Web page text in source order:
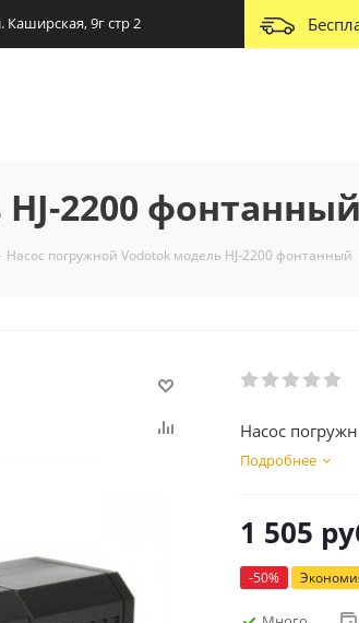
Каширская, 9г стр 2
2200 фонтанный
Насос погружной Vodotok модель HJ-2200 фонтанный
Насос
Подробнее
1 505
-50%